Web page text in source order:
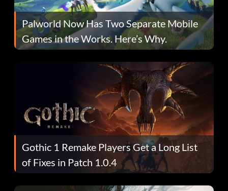
Palworld Now Has Two Separate Mobile
Games in the Works. Here’s Why.
Gothic 1 Remake Players Get a Long List
of Fixes in Patch 1.0.4